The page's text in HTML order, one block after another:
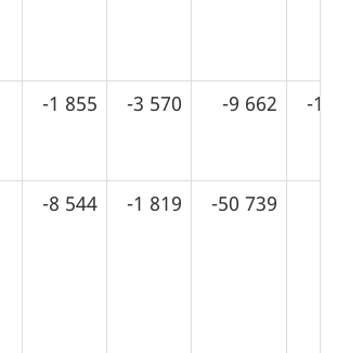
-1 855 -3 570 -9 662 -
-8 544 -1 819 -50 739